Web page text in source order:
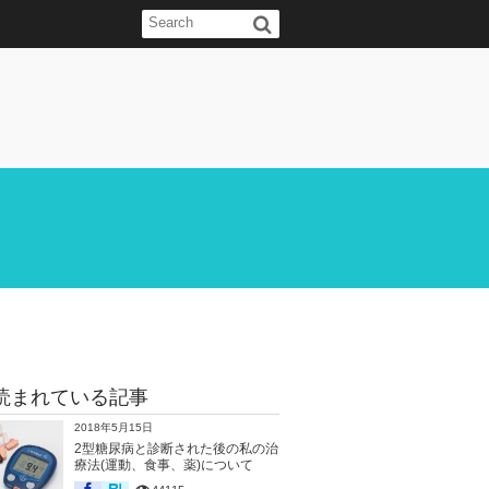
まれている記事
2018年5月15日
2型糖尿病と診断された後の私の治
療法(運動、食事、薬)について